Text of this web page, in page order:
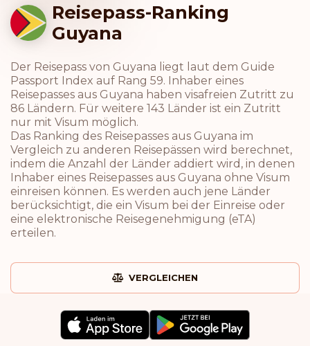
Reisepass-Ranking
Guyana
Der Reisepass von Guyana liegt laut dem Guide
Passport Index auf Rang 59. Inhaber eines
Reisepasses aus Guyana haben visafreien Zutritt zu
86 Ländern. Für weitere 143 Länder ist ein Zutritt
nur mit Visum möglich.
Das Ranking des Reisepasses aus Guyana im
Vergleich zu anderen Reisepässen wird berechnet,
indem die Anzahl der Länder addiert wird, in denen
Inhaber eines Reisepasses aus Guyana ohne Visum
einreisen können. Es werden auch jene Länder
berücksichtigt, die ein Visum bei der Einreise oder
eine elektronische Reisegenehmigung (eTA)
erteilen.
VERGLEICHEN